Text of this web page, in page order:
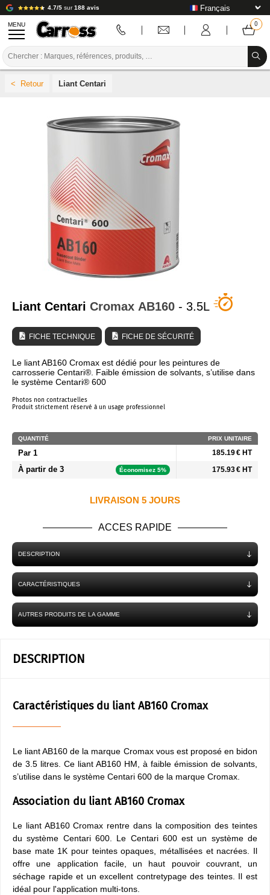
4.7/5 sur188 avis
MENU
PREPARATION / PEINTURE / FINITION
CONSOMMABLE CARROSSERIE
OUTILLAGE CARROSSERIE
ÉQUIPEMENT ATELIER CARROSSERIE
INSTALLATION LABO
TUTORIEL & CONSEILS
Liant Centari
Liant Centari Cromax AB160 - 3.5L
FICHE TECHNIQUE FICHE DE SÉCURITÉ
Le liant AB160 Cromax est dédié pour les peintures de
carrosserie Centari®. Faible émission de solvants, s’utilise dans
le système Centari® 600
Photos non contractuelles
Produit strictement réservé à un usage professionnel
QUANTITÉ PRIX UNITAIRE
Par 1 185.19 € HT
À partir de 3 Économisez 5% 175.93 € HT
LIVRAISON 5 JOURS
ACCES RAPIDE
DESCRIPTION
CARACTÉRISTIQUES
AUTRES PRODUITS DE LA GAMME
DESCRIPTION
Caractéristiques du liant AB160 Cromax
Le liant AB160 de la marque Cromax vous est proposé en bidon
de 3.5 litres. Ce liant AB160 HM, à faible émission de solvants,
s’utilise dans le système Centari 600 de la marque Cromax.
Association du liant AB160 Cromax
Le liant AB160 Cromax rentre dans la composition des teintes
du système Centari 600. Le Centari 600 est un système de
base mate 1K pour teintes opaques, métallisées et nacrées. Il
offre une application facile, un haut pouvoir couvrant, un
séchage rapide et un excellent contretypage des teintes. Il est
idéal pour l'application multi-tons.